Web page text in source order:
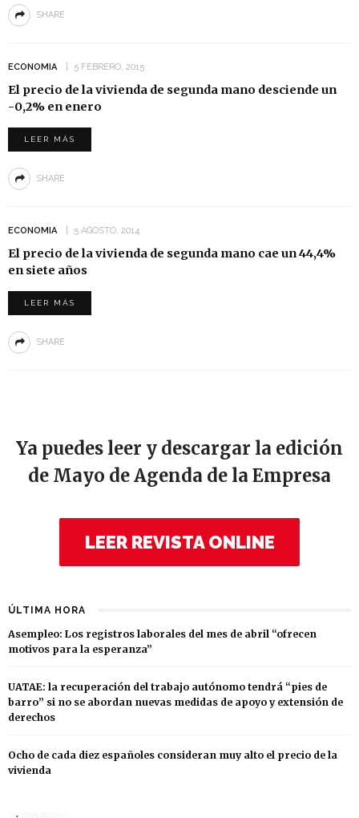
SHARE
ECONOMIA 5 FEBRERO, 2015
El precio de la vivienda de segunda mano desciende un
-0,2% en enero
LEER MÁS
SHARE
ECONOMIA 5 AGOSTO, 2014
El precio de la vivienda de segunda mano cae un 44,4%
en siete años
LEER MÁS
SHARE
Ya puedes leer y descargar la edición
de Mayo de Agenda de la Empresa
LEER REVISTA ONLINE
ÚLTIMA HORA
Asempleo: Los registros laborales del mes de abril “ofrecen
motivos para la esperanza”
UATAE: la recuperación del trabajo autónomo tendrá “pies de
barro” si no se abordan nuevas medidas de apoyo y extensión de
derechos
Ocho de cada diez españoles consideran muy alto el precio de la
vivienda